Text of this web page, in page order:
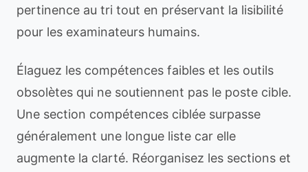
pertinence au tri tout en préservant la lisibilité
pour les examinateurs humains.
Élaguez les compétences faibles et les outils
obsolètes qui ne soutiennent pas le poste cible.
Une section compétences ciblée surpasse
généralement une longue liste car elle
augmente la clarté. Réorganisez les sections et